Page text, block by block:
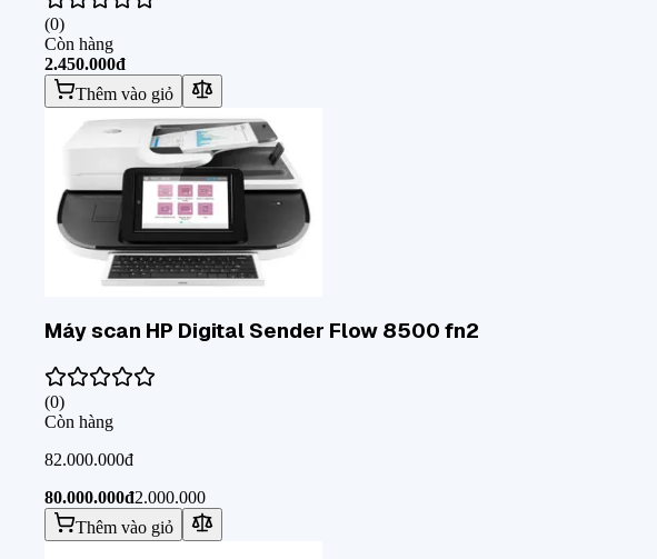
(0)
Còn hàng
2.450.000đ
Thêm vào giỏ
Máy scan HP Digital Sender Flow 8500 fn2
(0)
Còn hàng
82.000.000đ
80.000.000đ2.000.000
Thêm vào giỏ